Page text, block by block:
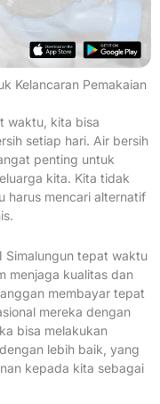
Kelancaran Pemakaian
waktu, kita bisa
setiap hari. Air bersih
penting untuk
kita. Kita tidak
harus mencari alternatif
Simalungun tepat waktu
menjaga kualitas dan
membayar tepat
mereka dengan
bisa melakukan
lebih baik, yang
kepada kita sebagai